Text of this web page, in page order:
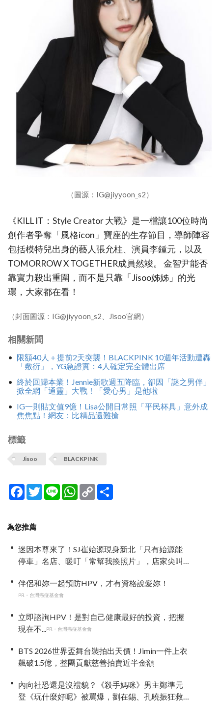
（圖源：IG@jiyyoon_s2）
《KILL IT：Style Creator 大戰》是一檔讓100位時尚
創作者爭奪「風格icon」寶座的生存節目，導師陣容
包括模特兒出身的藝人張允柱、演員李鍾元，以及
TOMORROW X TOGETHER成員然竣。 金智尹能否
靠實力殺出重圍，而不是只靠「Jisoo姊姊」的光
環，大家都在看！
（封面圖源：IG@jiyyoon_s2、Jisoo官網）
相關新聞
限額40人＋提前2天突襲！BLACKPINK 10週年活動遭轟
「敷衍」，YG急證實：4人確定完全體出席
終於回歸本業！Jennie新歌週五降臨，卻因「謎之男伴」
掀全網「通靈」大戰！「愛心男」是他啦
IG一則貼文值9億！Lisa公開日常照「平民杯具」意外成
焦焦點！網友：比精品還難搶
標籤
Jisoo BLACKPINK
Facebook
TwitterLine WhatsApp
Copy
Link
為您推薦
迷因本尊來了！SJ崔始源現身新北「只有始源能
停車」名店、暖叮「常幫我換照片」，店家尖叫
伴侶和妳一起預防HPV，才有資格說愛妳！
PR・台灣癌症基金會
立即諮詢HPV！是對自己健康最好的投資，把握
現在不...PR・台灣癌症基金會
BTS 2026世界盃舞台裝拍出天價！Jimin一件上衣
飆破1.5億，整團貢獻慈善拍賣近半金額
內向社恐還是沒禮貌？《殺手媽咪》男主鄭準元
登《玩什麼好呢》被罵爆，劉在錫、孔曉振狂救